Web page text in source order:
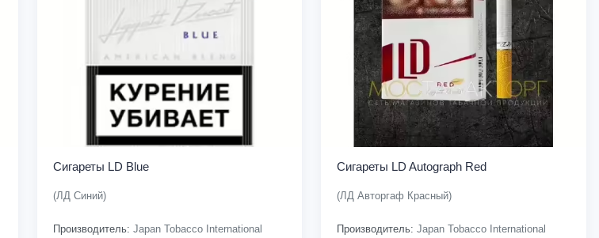
Сигареты LD Blue
(ЛД Синий)
Производитель: Japan Tobacco International
Сигареты LD Autograph Red
(ЛД Авторгаф Красный)
Производитель: Japan Tobacco International